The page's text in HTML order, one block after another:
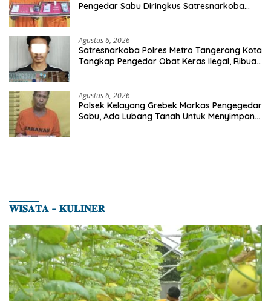
Pengedar Sabu Diringkus Satresnarkoba
Agustus 6, 2026
Satresnarkoba Polres Metro Tangerang Kota
Tangkap Pengedar Obat Keras Ilegal, Ribuan
Agustus 6, 2026
Polsek Kelayang Grebek Markas Pengegedar
Sabu, Ada Lubang Tanah Untuk Menyimpan
𝐖𝐈𝐒𝐀𝐓𝐀 – 𝐊𝐔𝐋𝐈𝐍𝐄𝐑